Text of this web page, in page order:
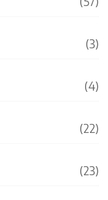
(3)
(4)
(22)
(23)